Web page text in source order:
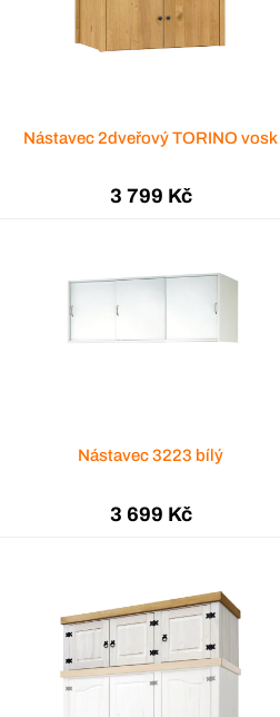
Nástavec 2dveřový TORINO vosk
3 799 Kč
Nástavec 3223 bílý
3 699 Kč